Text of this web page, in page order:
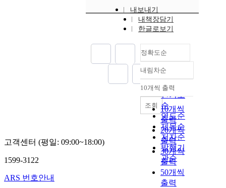
내보내기
내책장담기
한글로보기
정확도순
정확도
순
인기도
순
연도순
제목순
저자순
발행기
관순
내림차순
내림차순
10개씩 출력
10개씩
출력
20개씩
출력
30개씩
출력
50개씩
출력
조회
고객센터 (평일: 09:00~18:00)
1599-3122
ARS 번호안내